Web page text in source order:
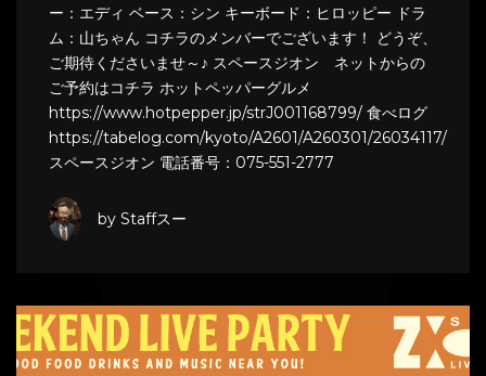
ー：エディ ベース：シン キーボード：ヒロッピー ドラ
ム：山ちゃん コチラのメンバーでございます！ どうぞ、
ご期待くださいませ～♪ スペースジオン ネットからの
ご予約はコチラ ホットペッパーグルメ
https://www.hotpepper.jp/strJ001168799/ 食べログ
https://tabelog.com/kyoto/A2601/A260301/26034117/
スペースジオン 電話番号：075-551-2777
by Staffスー